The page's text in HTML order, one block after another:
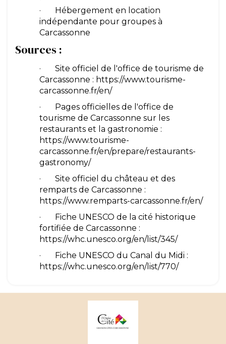
· Hébergement en location
indépendante pour groupes à
Carcassonne
Sources :
· Site officiel de l'office de tourisme de
Carcassonne : https://www.tourisme-
carcassonne.fr/en/
· Pages officielles de l'office de
tourisme de Carcassonne sur les
restaurants et la gastronomie :
https://www.tourisme-
carcassonne.fr/en/prepare/restaurants-
gastronomy/
· Site officiel du château et des
remparts de Carcassonne :
https://www.remparts-carcassonne.fr/en/
· Fiche UNESCO de la cité historique
fortifiée de Carcassonne :
https://whc.unesco.org/en/list/345/
· Fiche UNESCO du Canal du Midi :
https://whc.unesco.org/en/list/770/